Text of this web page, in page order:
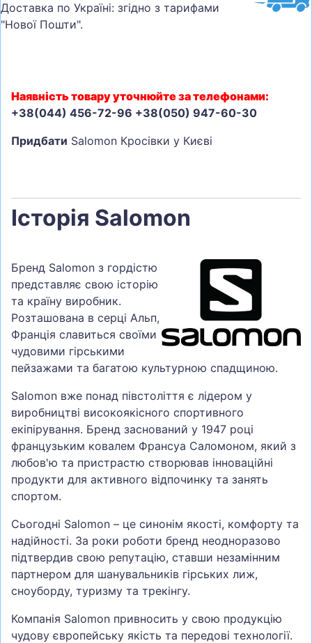
Доставка по Україні: згідно з тарифами
"Нової Пошти".
Наявність товару уточнюйте за телефонами:
+38(044) 456-72-96 +38(050) 947-60-30
Придбати Salomon Кросівки у Києві
Історія Salomon
Бренд Salomon з гордістю
представляє свою історію
та країну виробник.
Розташована в серці Альп,
Франція славиться своїми
чудовими гірськими
пейзажами та багатою культурною спадщиною.
Salomon вже понад півстоліття є лідером у
виробництві високоякісного спортивного
екіпірування. Бренд заснований у 1947 році
французьким ковалем Франсуа Саломоном, який з
любов'ю та пристрастю створював інноваційні
продукти для активного відпочинку та занять
спортом.
Сьогодні Salomon – це синонім якості, комфорту та
надійності. За роки роботи бренд неодноразово
підтвердив свою репутацію, ставши незамінним
партнером для шанувальників гірських лиж,
сноуборду, туризму та трекінгу.
Компанія Salomon привносить у свою продукцію
чудову європейську якість та передові технології.